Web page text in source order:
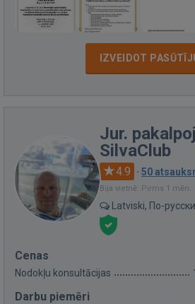
IZVEIDOT
Jur.
SilvaClub
4.9 · 50
Bija vietnē: Pirms 1 mēn.
Latviski, По-
Cenas
Nodokļu konsultācijas
Darbu piemēri